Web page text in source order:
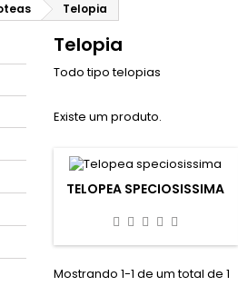
Telopia
Telopia
Todo tipo telopias
Existe um produto.
TELOPEA SPECIOSISSIMA
Mostrando 1-1 de um total de 1